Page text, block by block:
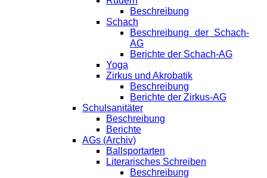
Beschreibung
Schach
Beschreibung der Schach-
AG
Berichte der Schach-AG
Yoga
Zirkus und Akrobatik
Beschreibung
Berichte der Zirkus-AG
Schulsanitäter
Beschreibung
Berichte
AGs (Archiv)
Ballsportarten
Literarisches Schreiben
Beschreibung